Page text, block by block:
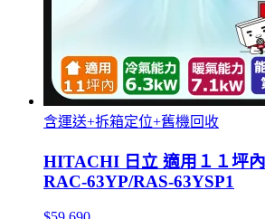
含運送+拆箱定位+舊機回收
HITACHI 日立 適用１１坪內
RAC-63YP/RAS-63YSP1